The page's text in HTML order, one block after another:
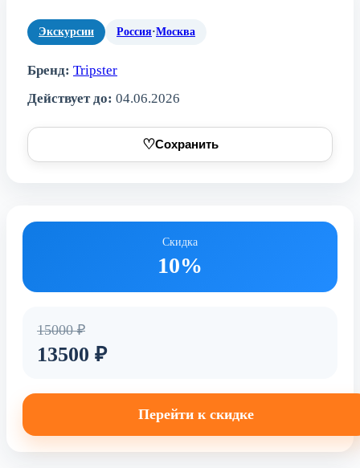
Экскурсии Россия·Москва
Бренд: Tripster
Действует до: 04.06.2026
♡Сохранить
Скидка
10%
15000 ₽
13500 ₽
Перейти к скидке